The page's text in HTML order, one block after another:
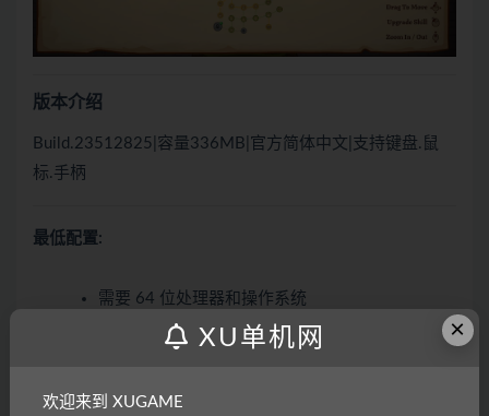
版本介绍
Build.23512825|容量336MB|官方简体中文|支持键盘.鼠
标.手柄
最低配置:
需要 64 位处理器和操作系统
Windows 10 version 21H1
内存:8 GB RAM
×
XU单机网
欢迎来到 XUGAME